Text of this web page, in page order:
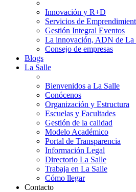
Innovación y R+D
Servicios de
Gestión Integral Eventos
La innovación, ADN de La
Consejo de empresas
Blogs
La Salle
Bienvenidos a La Salle
Conócenos
Organización y Estructura
Escuelas y Facultades
Gestión de la calidad
Modelo Académico
Portal de Transparencia
Información Legal
Directorio La Salle
Trabaja en La Salle
Cómo llegar
Contacto